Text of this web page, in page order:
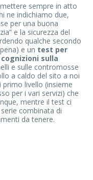
sempre in atto
ne indichiamo due,
per una buona
e la sicurezza del
qualche secondo
e un test per
sulla
e sulle contromosse
a caldo del sito a noi
livello (insieme
per i vari servizi) che
mentre il test ci
combinata di
da tenere.